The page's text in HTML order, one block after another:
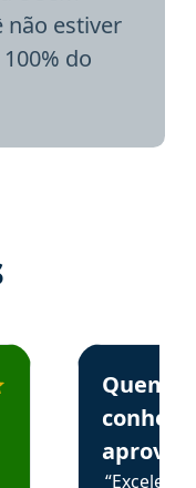
não estiver
do
Concursos em
Estudante
Quem
aprova